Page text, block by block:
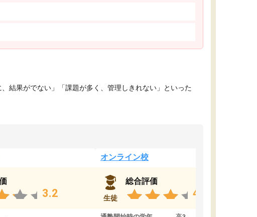
結果がでない」「課題が多く、管理しきれない」といった
3.2
オンライン校
生徒
総合評価
4.4